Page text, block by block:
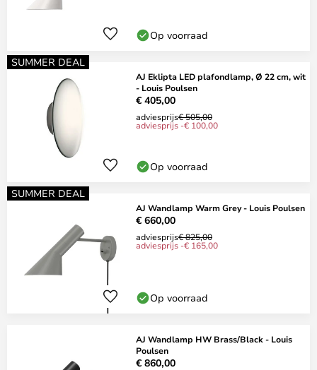
Op voorraad
SUMMER DEAL
AJ Eklipta LED plafondlamp, Ø 22 cm, wit
- Louis Poulsen
€ 405,00
adviesprijs€ 505,00
adviesprijs -€ 100,00
Op voorraad
SUMMER DEAL
AJ Wandlamp Warm Grey - Louis Poulsen
€ 660,00
adviesprijs€ 825,00
adviesprijs -€ 165,00
Op voorraad
AJ Wandlamp HW Brass/Black - Louis
Poulsen
€ 860,00